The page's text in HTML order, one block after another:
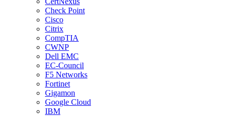
Check Point
Cisco
Citrix
CompTIA
CWNP
Dell EMC
EC-Council
F5 Networks
Fortinet
Gigamon
Google Cloud
IBM